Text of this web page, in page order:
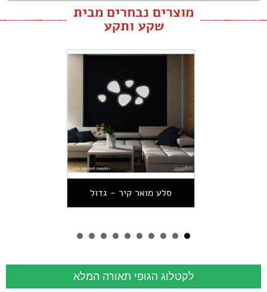
מוצרים נבחרים מבית
שקע ותקע
סלע מואר קיר - גדול
לקטלוג הגופי תאורה המלא